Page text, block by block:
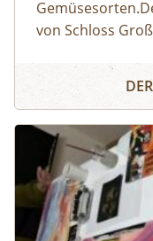
von Schloss
gedeihen hier
sowie neue und
der
können die
einen lustigen
Jesuitengarten
StundenKosten:
Entdecke die